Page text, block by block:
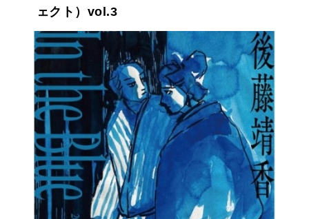
ェクト）vol.3